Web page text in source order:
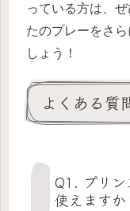
っている方は、
たのプレーをさ
しょう！
よくある質
Q1. プリン
使えますか